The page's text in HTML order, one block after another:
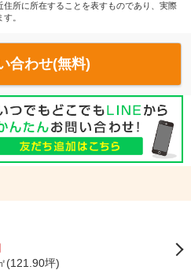
所に所在することを表すものであり、実際
。
合わせ(無料)
(121.90坪)